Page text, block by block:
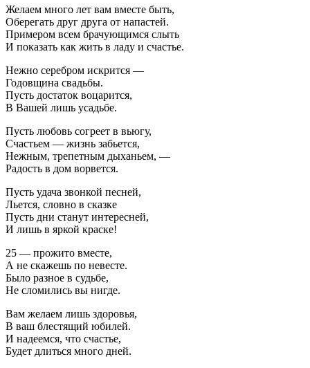
Желаем много лет вам вместе быть,
Оберегать друг друга от напастей.
Примером всем брачующимся слыть
И показать как жить в ладу и счастье.
Нежно серебром искрится —
Годовщина свадьбы.
Пусть достаток воцарится,
В Вашей лишь усадьбе.
Пусть любовь согреет в вьюгу,
Счастьем — жизнь забьется,
Нежным, трепетным дыханьем, —
Радость в дом ворвется.
Пусть удача звонкой песней,
Льется, словно в сказке
Пусть дни станут интересней,
И лишь в яркой краске!
25 — прожито вместе,
А не скажешь по невесте.
Было разное в судьбе,
Не сломились вы нигде.
Вам желаем лишь здоровья,
В ваш блестящий юбилей.
И надеемся, что счастье,
Будет длиться много дней.